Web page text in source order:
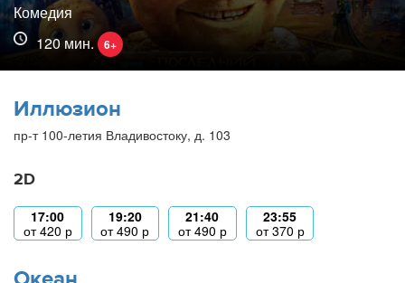
Комедия
120 мин.
6+
Иллюзион
пр-т 100-летия Владивостоку, д. 103
2D
17:00
от420 р
19:20
от490 р
21:40
от490 р
23:55
от370 р